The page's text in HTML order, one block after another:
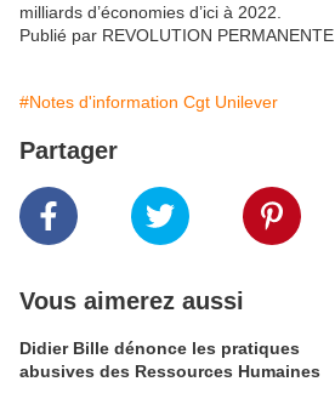
milliards d’économies d’ici à 2022.
Publié par REVOLUTION PERMANENTE
#Notes d'information Cgt Unilever
Partager
Vous aimerez aussi
Didier Bille dénonce les pratiques
abusives des Ressources Humaines